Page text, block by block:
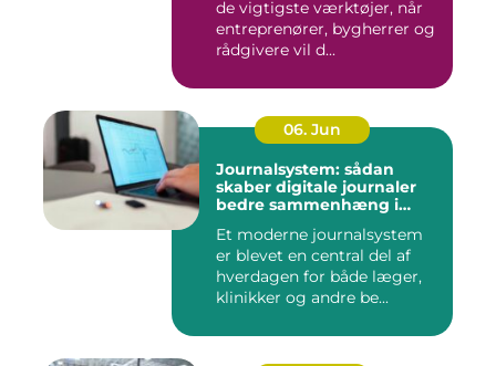
de vigtigste værktøjer, når
entreprenører, bygherrer og
rådgivere vil d...
06. Jun
Journalsystem: sådan
skaber digitale journaler
bedre sammenhæng i
Et moderne journalsystem
er blevet en central del af
hverdagen for både læger,
klinikker og andre be...